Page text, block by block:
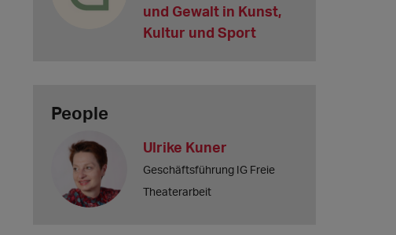
und Gewalt in Kunst,
Kultur und Sport
People
Ulrike Kuner
Geschäftsführung IG Freie
Theaterarbeit